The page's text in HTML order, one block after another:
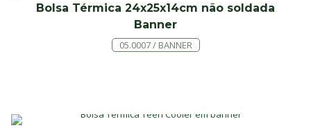
Bolsa Térmica 24x25x14cm não soldada
Banner
05.0007 / BANNER